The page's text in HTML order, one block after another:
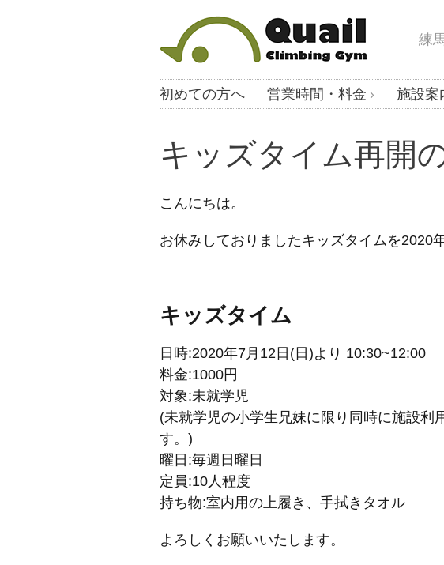
練
初めての方へ 営業時間・料金 施設案
キッズタイム再開
こんにちは。
お休みしておりましたキッズタイムを2020
キッズタイム
日時:2020年7月12日(日)より 10:30~12:00
料金:1000円
対象:未就学児
(未就学児の小学生兄妹に限り同時に施設利
す。)
曜日:毎週日曜日
定員:10人程度
持ち物:室内用の上履き、手拭きタオル
よろしくお願いいたします。